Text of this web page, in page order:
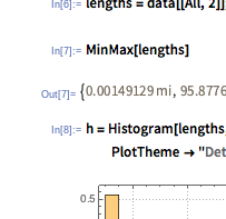
In[6]:=
In[7]:=
Out[7]=
In[8]:=